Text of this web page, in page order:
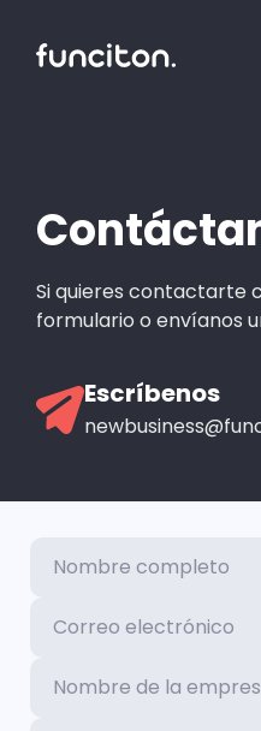
Si quieres contactarte
formulario o envíanos
Escríbenos